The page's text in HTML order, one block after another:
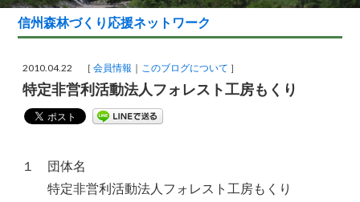
g
i
信州森林づくり応援ネットワーク
2010.04.22 ［会員情報 このブログについて ］
特定非営利活動法人フォレスト工房もくり
１ 団体名
特定非営利活動法人フォレスト工房もくり